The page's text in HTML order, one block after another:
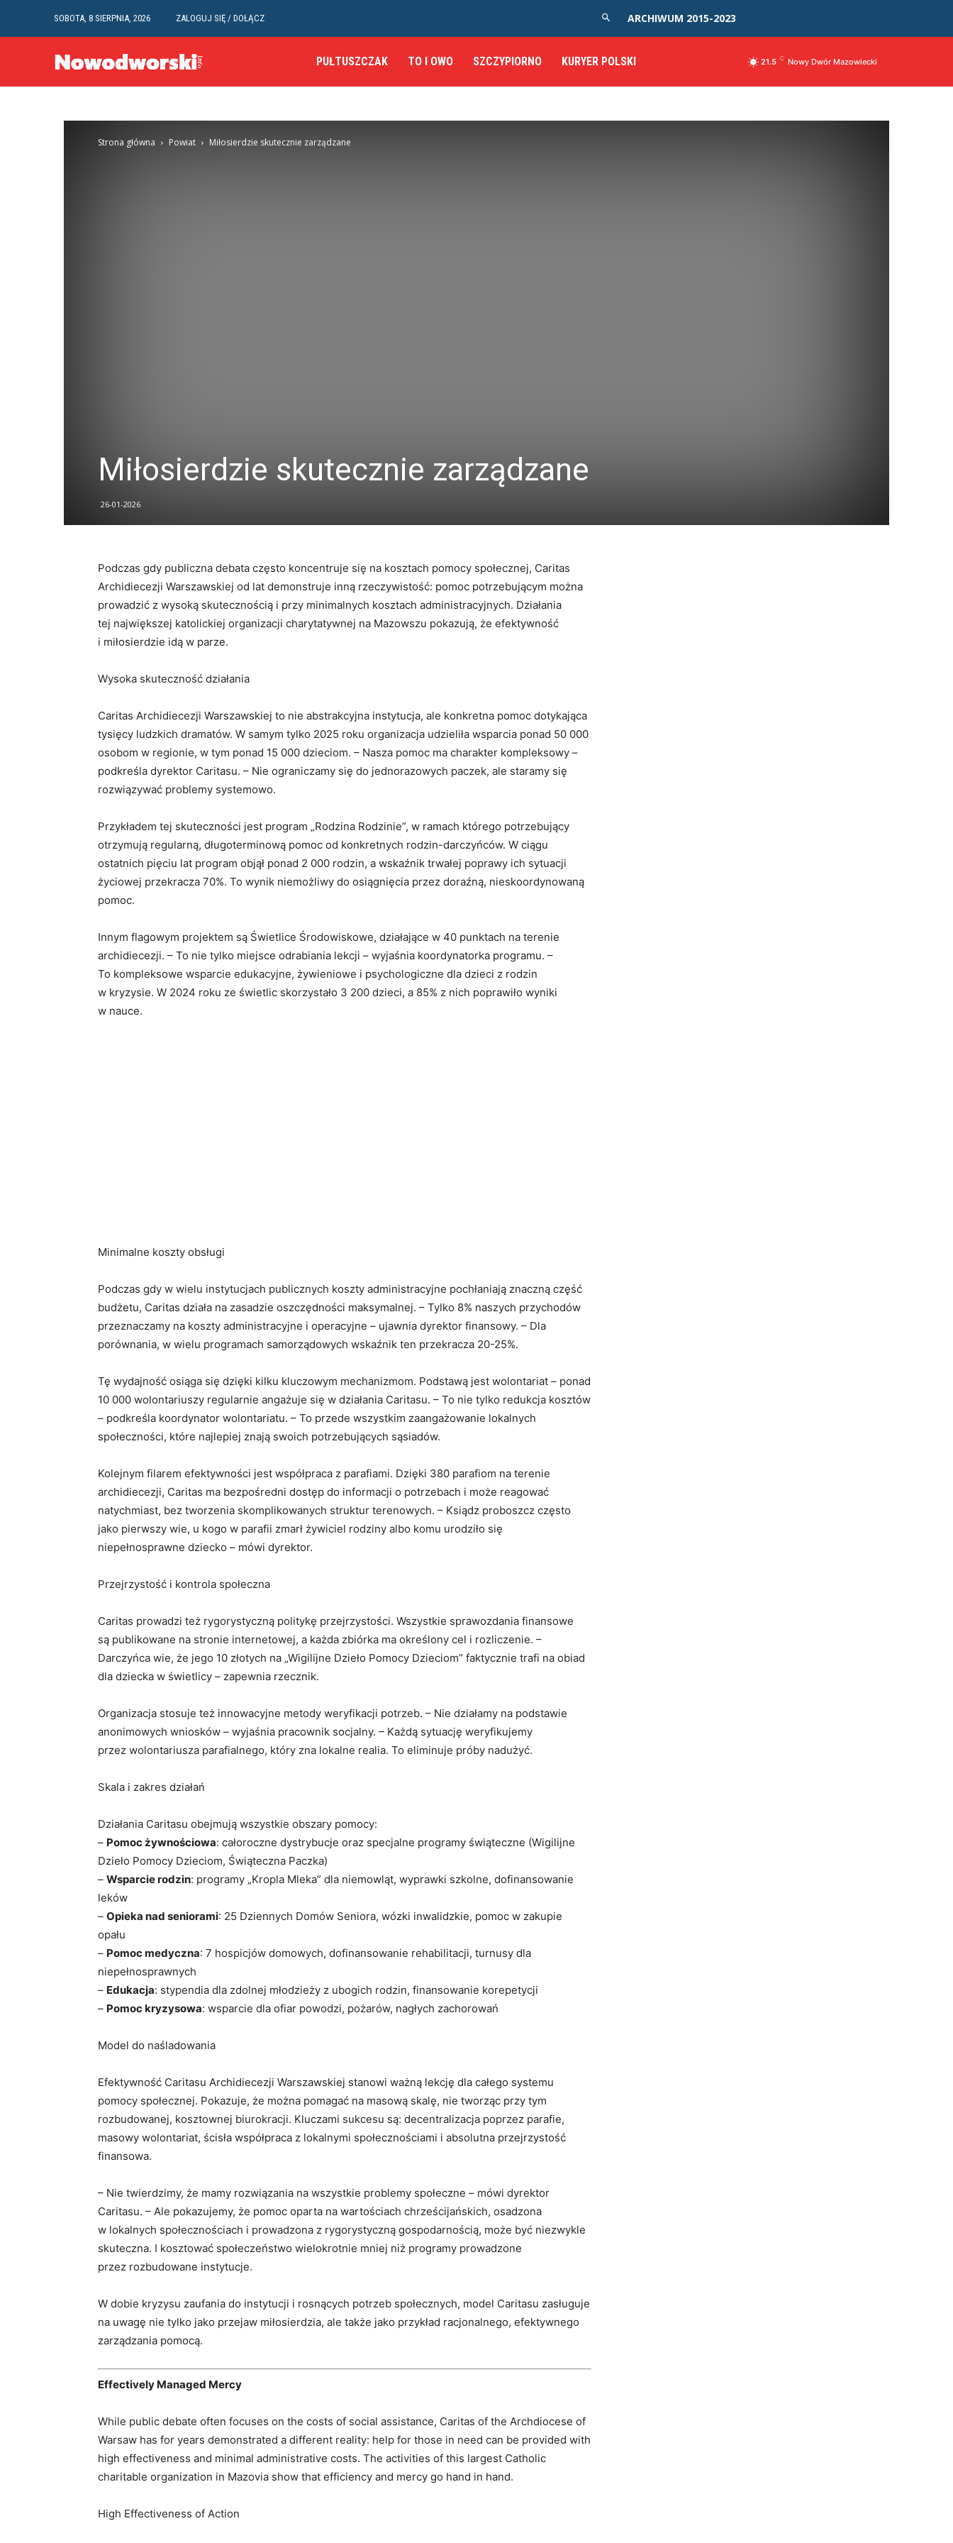
SOBOTA, 8 SIERPNIA, 2026 ZALOGUJ SIĘ / DOŁĄCZ ARCHIWUM 2015-2023
PUŁTUSZCZAK TO I OWO SZCZYPIORNO KURYER POLSKI 21.5 C Nowy Dwór Mazowiecki
Strona główna Powiat Miłosierdzie skutecznie zarządzane
Miłosierdzie skutecznie zarządzane
26-01-2026
Podczas gdy publiczna debata często koncentruje się na kosztach pomocy społecznej, Caritas
Archidiecezji Warszawskiej od lat demonstruje inną rzeczywistość: pomoc potrzebującym można
prowadzić z wysoką skutecznością i przy minimalnych kosztach administracyjnych. Działania
tej największej katolickiej organizacji charytatywnej na Mazowszu pokazują, że efektywność
i miłosierdzie idą w parze.
Wysoka skuteczność działania
Caritas Archidiecezji Warszawskiej to nie abstrakcyjna instytucja, ale konkretna pomoc dotykająca
tysięcy ludzkich dramatów. W samym tylko 2025 roku organizacja udzieliła wsparcia ponad 50 000
osobom w regionie, w tym ponad 15 000 dzieciom. – Nasza pomoc ma charakter kompleksowy –
podkreśla dyrektor Caritasu. – Nie ograniczamy się do jednorazowych paczek, ale staramy się
rozwiązywać problemy systemowo.
Przykładem tej skuteczności jest program „Rodzina Rodzinie”, w ramach którego potrzebujący
otrzymują regularną, długoterminową pomoc od konkretnych rodzin-darczyńców. W ciągu
ostatnich pięciu lat program objął ponad 2 000 rodzin, a wskaźnik trwałej poprawy ich sytuacji
życiowej przekracza 70%. To wynik niemożliwy do osiągnięcia przez doraźną, nieskoordynowaną
pomoc.
Innym flagowym projektem są Świetlice Środowiskowe, działające w 40 punktach na terenie
archidiecezji. – To nie tylko miejsce odrabiania lekcji – wyjaśnia koordynatorka programu. –
To kompleksowe wsparcie edukacyjne, żywieniowe i psychologiczne dla dzieci z rodzin
w kryzysie. W 2024 roku ze świetlic skorzystało 3 200 dzieci, a 85% z nich poprawiło wyniki
w nauce.
Minimalne koszty obsługi
Podczas gdy w wielu instytucjach publicznych koszty administracyjne pochłaniają znaczną część
budżetu, Caritas działa na zasadzie oszczędności maksymalnej. – Tylko 8% naszych przychodów
przeznaczamy na koszty administracyjne i operacyjne – ujawnia dyrektor finansowy. – Dla
porównania, w wielu programach samorządowych wskaźnik ten przekracza 20-25%.
Tę wydajność osiąga się dzięki kilku kluczowym mechanizmom. Podstawą jest wolontariat – ponad
10 000 wolontariuszy regularnie angażuje się w działania Caritasu. – To nie tylko redukcja kosztów
– podkreśla koordynator wolontariatu. – To przede wszystkim zaangażowanie lokalnych
społeczności, które najlepiej znają swoich potrzebujących sąsiadów.
Kolejnym filarem efektywności jest współpraca z parafiami. Dzięki 380 parafiom na terenie
archidiecezji, Caritas ma bezpośredni dostęp do informacji o potrzebach i może reagować
natychmiast, bez tworzenia skomplikowanych struktur terenowych. – Ksiądz proboszcz często
jako pierwszy wie, u kogo w parafii zmarł żywiciel rodziny albo komu urodziło się
niepełnosprawne dziecko – mówi dyrektor.
Przejrzystość i kontrola społeczna
Caritas prowadzi też rygorystyczną politykę przejrzystości. Wszystkie sprawozdania finansowe
są publikowane na stronie internetowej, a każda zbiórka ma określony cel i rozliczenie. –
Darczyńca wie, że jego 10 złotych na „Wigilijne Dzieło Pomocy Dzieciom” faktycznie trafi na obiad
dla dziecka w świetlicy – zapewnia rzecznik.
Organizacja stosuje też innowacyjne metody weryfikacji potrzeb. – Nie działamy na podstawie
anonimowych wniosków – wyjaśnia pracownik socjalny. – Każdą sytuację weryfikujemy
przez wolontariusza parafialnego, który zna lokalne realia. To eliminuje próby nadużyć.
Skala i zakres działań
Działania Caritasu obejmują wszystkie obszary pomocy:
– Pomoc żywnościowa: całoroczne dystrybucje oraz specjalne programy świąteczne (Wigilijne
Dzieło Pomocy Dzieciom, Świąteczna Paczka)
– Wsparcie rodzin: programy „Kropla Mleka” dla niemowląt, wyprawki szkolne, dofinansowanie
leków
– Opieka nad seniorami: 25 Dziennych Domów Seniora, wózki inwalidzkie, pomoc w zakupie
opału
– Pomoc medyczna: 7 hospicjów domowych, dofinansowanie rehabilitacji, turnusy dla
niepełnosprawnych
– Edukacja: stypendia dla zdolnej młodzieży z ubogich rodzin, finansowanie korepetycji
– Pomoc kryzysowa: wsparcie dla ofiar powodzi, pożarów, nagłych zachorowań
Model do naśladowania
Efektywność Caritasu Archidiecezji Warszawskiej stanowi ważną lekcję dla całego systemu
pomocy społecznej. Pokazuje, że można pomagać na masową skalę, nie tworząc przy tym
rozbudowanej, kosztownej biurokracji. Kluczami sukcesu są: decentralizacja poprzez parafie,
masowy wolontariat, ścisła współpraca z lokalnymi społecznościami i absolutna przejrzystość
finansowa.
– Nie twierdzimy, że mamy rozwiązania na wszystkie problemy społeczne – mówi dyrektor
Caritasu. – Ale pokazujemy, że pomoc oparta na wartościach chrześcijańskich, osadzona
w lokalnych społecznościach i prowadzona z rygorystyczną gospodarnością, może być niezwykle
skuteczna. I kosztować społeczeństwo wielokrotnie mniej niż programy prowadzone
przez rozbudowane instytucje.
W dobie kryzysu zaufania do instytucji i rosnących potrzeb społecznych, model Caritasu zasługuje
na uwagę nie tylko jako przejaw miłosierdzia, ale także jako przykład racjonalnego, efektywnego
zarządzania pomocą.
Effectively Managed Mercy
While public debate often focuses on the costs of social assistance, Caritas of the Archdiocese of
Warsaw has for years demonstrated a different reality: help for those in need can be provided with
high effectiveness and minimal administrative costs. The activities of this largest Catholic
charitable organization in Mazovia show that efficiency and mercy go hand in hand.
High Effectiveness of Action